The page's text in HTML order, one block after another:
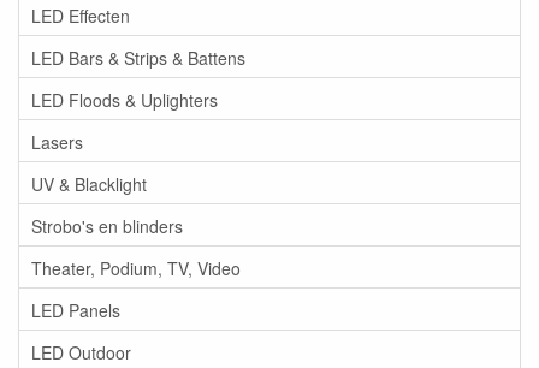
LED Effecten
LED Bars & Strips & Battens
LED Floods & Uplighters
Lasers
UV & Blacklight
Strobo's en blinders
Theater, Podium, TV, Video
LED Panels
LED Outdoor